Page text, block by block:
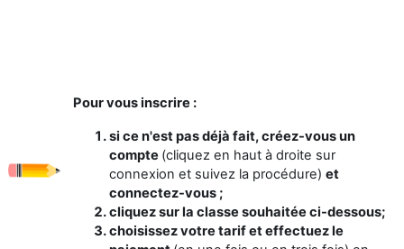
Pour vous inscrire :
si ce n'est pas déjà fait, créez-vous un
compte (cliquez en haut à droite sur
connexion et suivez la procédure) et
connectez-vous ;
cliquez sur la classe souhaitée ci-dessous;
choisissez votre tarif et effectuez le